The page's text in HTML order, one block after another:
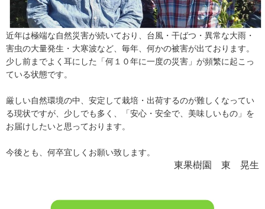
近年は極端な自然災害が続いており、台風・干ばつ・異常な大雨・
害虫の大量発生・大寒波など、毎年、何かの被害が出ております。
少し前までよく耳にした「何１０年に一度の災害」が頻繁に起こっ
ている状態です。
厳しい自然環境の中、安定して栽培・出荷するのが難しくなってい
る現状ですが、少しでも多く、「安心・安全で、美味しいもの」を
お届けしたいと思っております。
今後とも、何卒宜しくお願い致します。
東果樹園 東 晃生